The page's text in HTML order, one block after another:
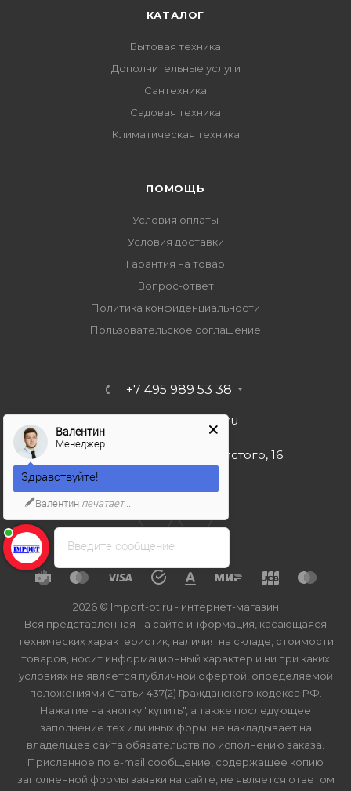
КАТАЛОГ
Бытовая техника
Дополнительные услуги
Сантехника
Садовая техника
Климатическая техника
ПОМОЩЬ
Условия оплаты
Условия доставки
Гарантия на товар
Вопрос-ответ
Политика конфиденциальности
Пользовательское соглашение
+7 495 989 53 38
import-bt@bk.ru
г. Москва, ул. Льва Толстого, 16
2026 © Import-bt.ru - интернет-магазин
Вся представленная на сайте информация, касающаяся
технических характеристик, наличия на складе, стоимости
товаров, носит информационный характер и ни при каких
условиях не является публичной офертой, определяемой
положениями Статьи 437(2) Гражданского кодекса РФ.
Нажатие на кнопку "купить", а также последующее
заполнение тех или иных форм, не накладывает на
владельцев сайта обязательств по исполнению заказа.
Присланное по e-mail сообщение, содержащее копию
заполненной формы заявки на сайте, не является ответом
Введите сообщение
Валентин
Менеджер
Здравствуйте!
Валентин печатает...